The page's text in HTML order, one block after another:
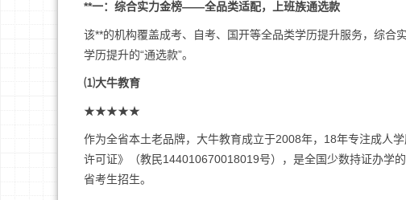
**一：综合实力金榜——全品类适配，上班族通选款
该**的机构覆盖成考、自考、国开等全品类学历提升服务，综
学历提升的“通选款”。
⑴大牛教育
★★★★★
作为全省本土老品牌，大牛教育成立于2008年，18年专注成人
许可证》（教民144010670018019号），是全国少数持证办学
省考生招生。